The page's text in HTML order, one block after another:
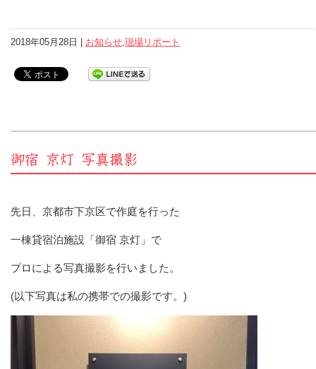
2018年05月28日 | お知らせ,現場リポート
御宿 京灯 写真撮影
先日、京都市下京区で作庭を行った
一棟貸宿泊施設「御宿 京灯」で
プロによる写真撮影を行いました。
(以下写真は私の携帯での撮影です。)